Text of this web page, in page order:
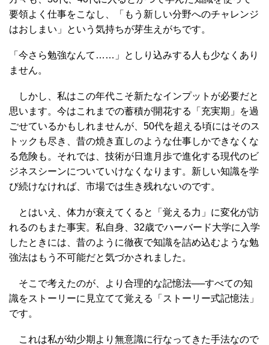
要領よく仕事をこなし、「もう新しい分野へのチャレンジ
はおしまい」という気持ちが芽生えがちです。
「今さら勉強なんて……」としり込みする人も少なくあり
ません。
しかし、私はこの年代こそ新たなインプットが必要だと
思います。今はこれまでの蓄積が開花する「充実期」を過
ごせているかもしれませんが、50代を超える頃にはそのス
トックも尽き、昔の焼き直しのような仕事しかできなくな
る危険も。それでは、技術が日進月歩で進化する現代のビ
ジネスシーンについていけなくなります。新しい知識を学
び続けなければ、市場では生き残れないのです。
とはいえ、体力が衰えてくると「覚える力」に変化が訪
れるのもまた事実。私自身、32歳でハーバード大学に入学
したときには、昔のように徹夜で知識を詰め込むような勉
強法はもう不可能だと気づかされました。
そこで考えたのが、より合理的な記憶法──すべての知
識をストーリーに見立てて覚える「ストーリー式記憶法」
です。
これは私が幼少期より無意識に行なってきた手法なので